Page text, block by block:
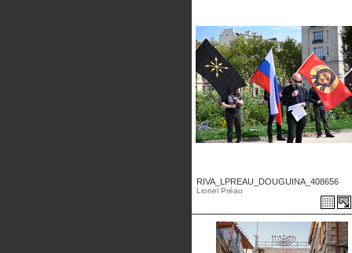
RIVA_LPREAU_DOUGUINA_408656
Lionel Préau